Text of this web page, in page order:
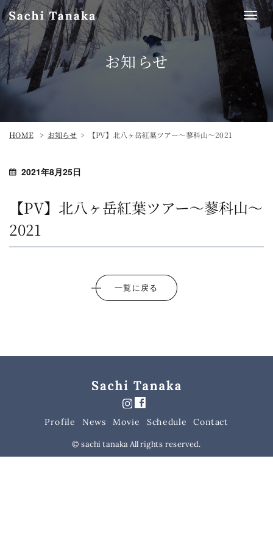
お知らせ
HOME お知らせ 【PV】北八ヶ岳紅葉ツアー〜蓼科山〜2021
2021年8月25日
【PV】北八ヶ岳紅葉ツアー〜蓼科山〜
2021
一覧に戻る
Profile News Movie Schedule Contact
© sachi tanaka All rights reserved.